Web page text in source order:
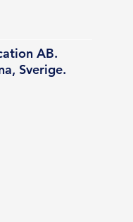
AB.
Sverige.